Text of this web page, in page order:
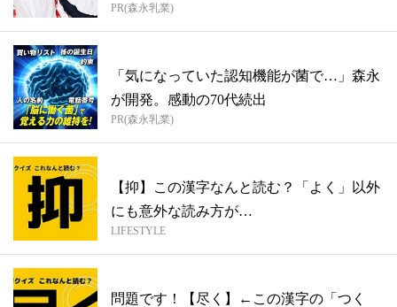
PR(森永乳業)
「気になっていた認知機能が菌で…」森永
が開発。感動の70代続出
PR(森永乳業)
【抑】この漢字なんと読む？「よく」以外
にも意外な読み方が…
LIFESTYLE
問題です！【尽く】←この漢字の「つく